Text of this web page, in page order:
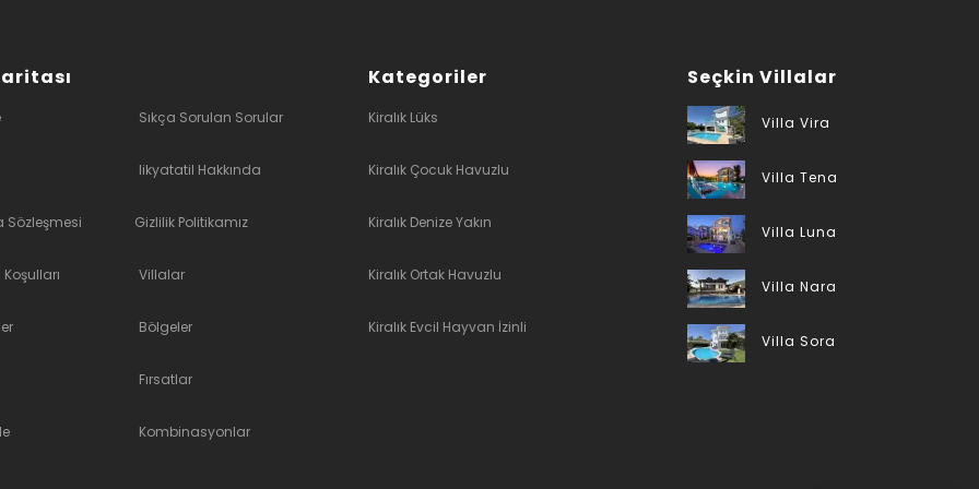
Sıkça Sorulan Sorular
likyatatil Hakkında
Sözleşmesi Gizlilik Politikamız
Villalar
Bölgeler
Fırsatlar
Kombinasyonlar
Kategoriler
Kiralık Lüks
Kiralık Çocuk Havuzlu
Kiralık Denize Yakın
Kiralık Ortak Havuzlu
Kiralık Evcil Hayvan İzinli
Seçkin Villalar
Villa Vira
Villa Tena
Villa Luna
Villa Nara
Villa Sora